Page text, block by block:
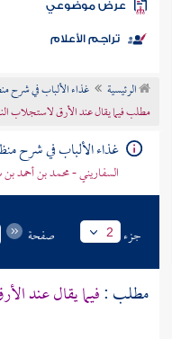
الكتب
موضوعي
تراجم الأعلام
الرئيسية
غذاء الألباب في شرح
مطلب فيما يقال عند الأرق لاستجلاب
غذاء الألباب في شرح
السفاريني - محمد بن أحمد بن
جزء 2 صفحة
مطلب :فيما يقال عند